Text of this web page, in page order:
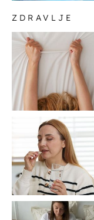
ZDRAVLJE